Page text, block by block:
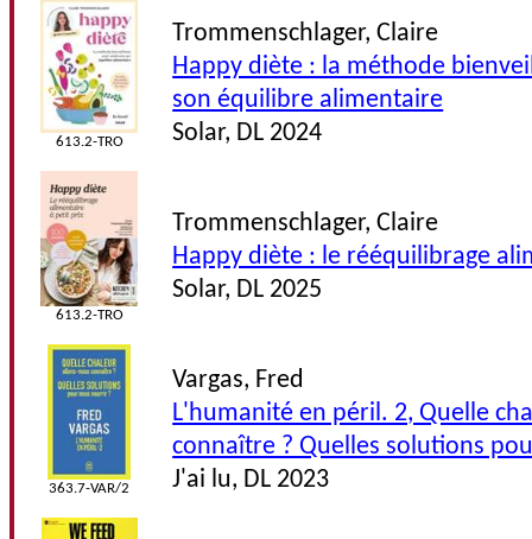
613.2-TRO
Trommenschlager, Claire
Happy diète : la méthode
son équilibre alimentaire
Solar, DL 2024
613.2-TRO
Trommenschlager, Claire
Happy diète : le rééquilibrage
Solar, DL 2025
363.7-VAR/2
Vargas, Fred
L'humanité en péril. 2, Quelle
connaître ? Quelles solutions
J'ai lu, DL 2023